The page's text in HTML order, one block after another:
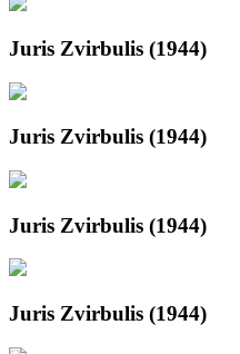
Juris Zvirbulis (1944)
Juris Zvirbulis (1944)
Juris Zvirbulis (1944)
Juris Zvirbulis (1944)